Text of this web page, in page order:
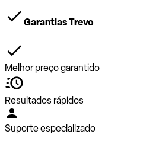
Garantias Trevo
Melhor preço garantido
Resultados rápidos
Suporte especializado